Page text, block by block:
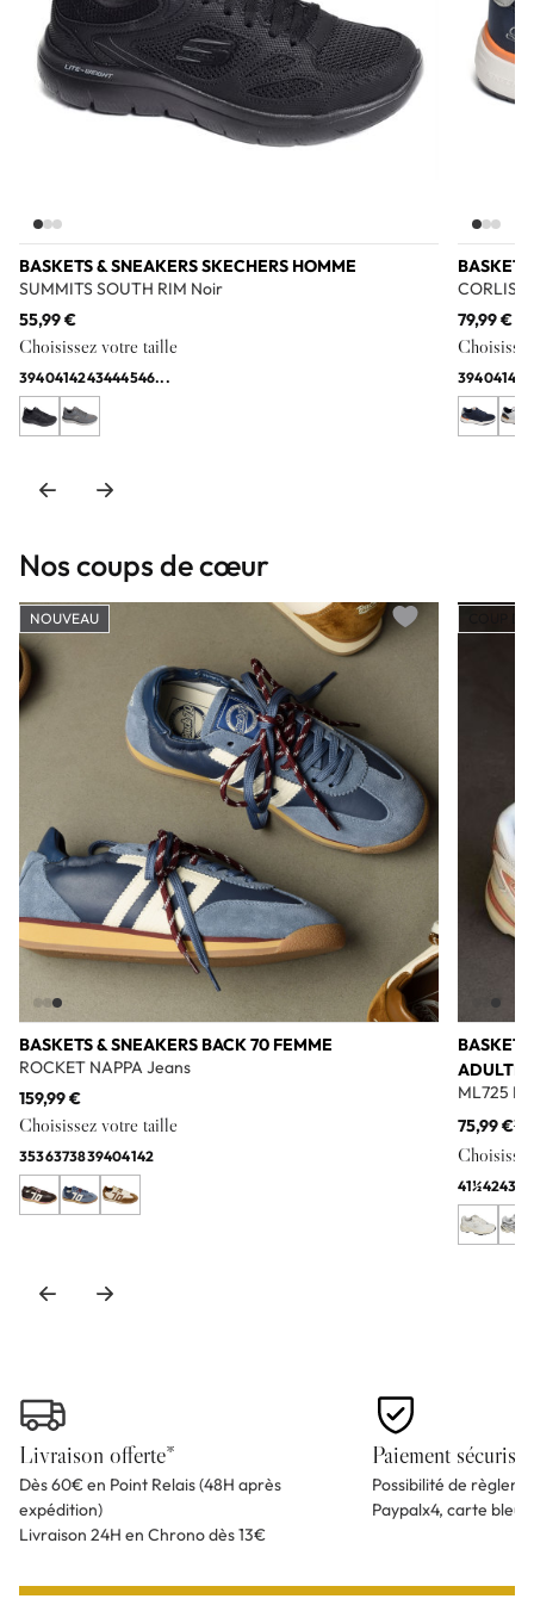
BASKETS & SNEAKERS SKECHERS HOMME
SUMMITS SOUTH RIM Noir
55,99 €
Choisissez votre taille
3940414243444546...
CORLISS
79,99 €
39404142
Nos coups de cœur
BASKETS & SNEAKERS BACK 70 FEMME
ROCKET NAPPA Jeans
159,99 €
Choisissez votre taille
3536373839404142
NOUVEAU
Add to wishlist
ADULTE
ML725
75,99 €
41½4243
Livraison offerte*
Dès 60€ en Point Relais (48H après
expédition)
Livraison 24H en Chrono dès 13€
Paiement sécurisé
Possibilité de
Paypalx4, carte